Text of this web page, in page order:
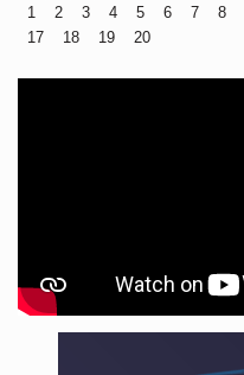
1 2 3 4 5 6 7 8
17
18 19 20